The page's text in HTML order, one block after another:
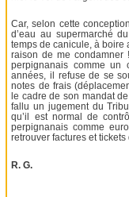
Car, selon cette
d’eau au supermarché
temps de canicule, à boire
raison de me
perpignanais comme un
années, il refuse de se
notes de frais
le cadre de son mandat
fallu un jugement du
qu’il est normal de
perpignanais comme
retrouver factures et
R. G.